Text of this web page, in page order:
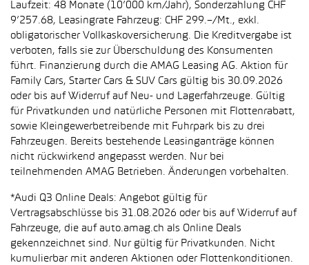
Laufzeit: 48 Monate (10’000 km/Jahr), Sonderzahlung CHF
9’257.68, Leasingrate Fahrzeug: CHF 299.–/Mt., exkl.
obligatorischer Vollkaskoversicherung. Die Kreditvergabe ist
verboten, falls sie zur Überschuldung des Konsumenten
führt. Finanzierung durch die AMAG Leasing AG. Aktion für
Family Cars, Starter Cars & SUV Cars gültig bis 30.09.2026
oder bis auf Widerruf auf Neu- und Lagerfahrzeuge. Gültig
für Privatkunden und natürliche Personen mit Flottenrabatt,
sowie Kleingewerbetreibende mit Fuhrpark bis zu drei
Fahrzeugen. Bereits bestehende Leasinganträge können
nicht rückwirkend angepasst werden. Nur bei
teilnehmenden AMAG Betrieben. Änderungen vorbehalten.
*Audi Q3 Online Deals: Angebot gültig für
Vertragsabschlüsse bis 31.08.2026 oder bis auf Widerruf auf
Fahrzeuge, die auf auto.amag.ch als Online Deals
gekennzeichnet sind. Nur gültig für Privatkunden. Nicht
kumulierbar mit anderen Aktionen oder Flottenkonditionen.